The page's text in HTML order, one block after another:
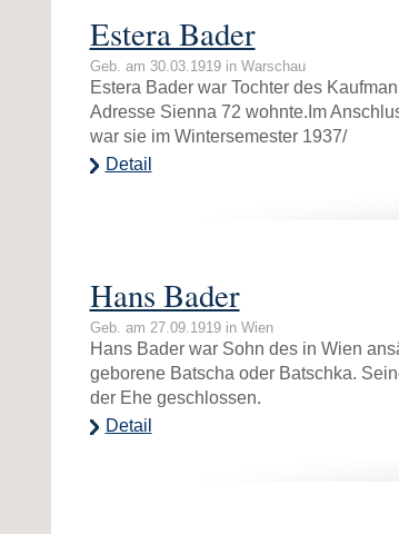
Estera Bader
Geb. am 30.03.1919 in Warschau
Estera Bader war Tochter des
Adresse Sienna 72 wohnte.Im
war sie im Wintersemester 1937/
Detail
Hans Bader
Geb. am 27.09.1919 in Wien
Hans Bader war Sohn des in Wien
geborene Batscha oder Batschka.
der Ehe geschlossen.
Detail